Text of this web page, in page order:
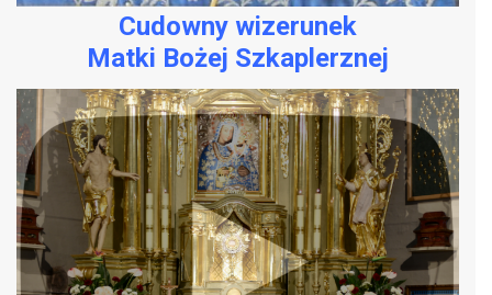
Cudowny wizerunek
Matki Bożej Szkaplerznej